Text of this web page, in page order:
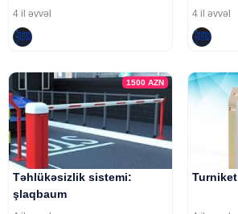
4 il əvvəl 4 il əvvəl
1500AZN
Təhlükəsizlik sistemi:
şlaqbaum
Turniket